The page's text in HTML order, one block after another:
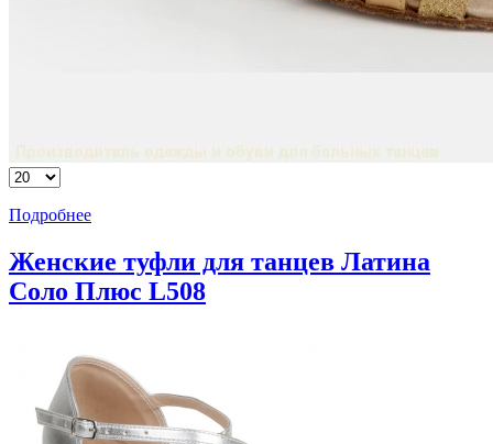
Подробнее
Женские туфли для танцев Латина
Соло Плюс L508